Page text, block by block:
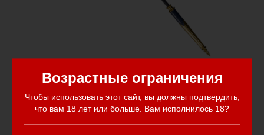
Возрастные ограничения
Чтобы использовать этот сайт, вы должны подтвердить,
что вам 18 лет или больше. Вам исполнилось 18?
Сочетание металлического колеса и элементов в
виде кожаного стека в интимных играх открывает
перед пользователями новые горизонты ощущений.